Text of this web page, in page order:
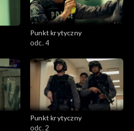
Punkt krytyczny
odc. 4
Punkt krytyczny
odc. 2